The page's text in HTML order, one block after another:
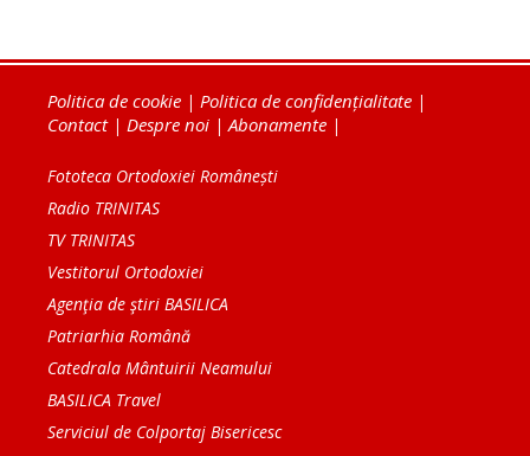
Politica de cookie | Politica de confidențialitate |
Contact| Despre noi | Abonamente |
Fototeca Ortodoxiei Românești
Radio TRINITAS
TV TRINITAS
Vestitorul Ortodoxiei
Agenţia de ştiri BASILICA
Patriarhia Română
Catedrala Mântuirii Neamului
BASILICA Travel
Serviciul de Colportaj Bisericesc